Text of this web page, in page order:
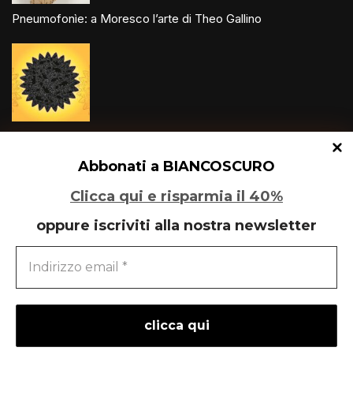
Abbonati a BIANCOSCURO
Clicca qui e risparmia il 40%
oppure iscriviti alla nostra newsletter
Pneumofonìe: a Moresco l’arte di Theo Gallino
Un glitch quantico tra Varese e Maleo
liberementi
- idee per la comunicazione
Neve| Powered byWordPress